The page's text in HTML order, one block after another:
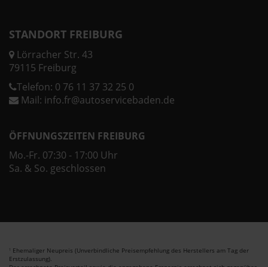
STANDORT FREIBURG
Lörracher Str. 43
79115 Freiburg
Telefon: 0 76 11 37 32 25 0
Mail: info.fr@autoservicebaden.de
ÖFFNUNGSZEITEN FREIBURG
Mo.-Fr. 07:30 - 17:00 Uhr
Sa. & So. geschlossen
1 Ehemaliger Neupreis (Unverbindliche Preisempfehlung des Herstellers am Tag der
Erstzulassung).